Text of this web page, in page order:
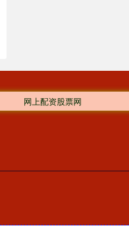
网上配资股票网